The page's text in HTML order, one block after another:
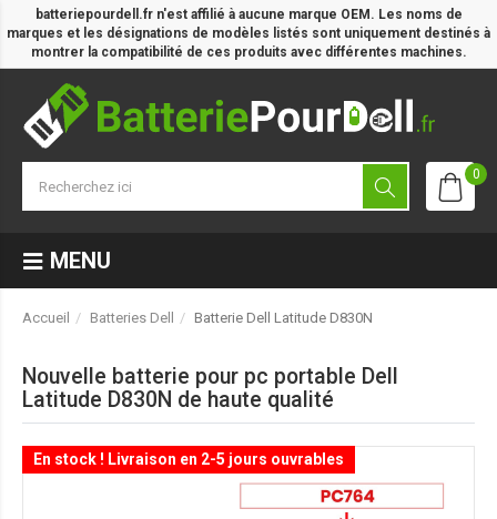
batteriepourdell.fr n'est affilié à aucune marque OEM. Les noms de
marques et les désignations de modèles listés sont uniquement destinés à
montrer la compatibilité de ces produits avec différentes machines.
0
MENU
Accueil Batteries Dell Batterie Dell Latitude D830N
Nouvelle batterie pour pc portable Dell
Latitude D830N de haute qualité
En stock ! Livraison en 2-5 jours ouvrables